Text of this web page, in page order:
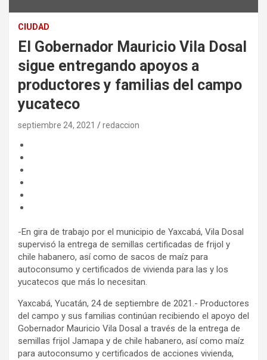
CIUDAD
El Gobernador Mauricio Vila Dosal
sigue entregando apoyos a
productores y familias del campo
yucateco
septiembre 24, 2021 redaccion
-En gira de trabajo por el municipio de Yaxcabá, Vila Dosal
supervisó la entrega de semillas certificadas de frijol y
chile habanero, así como de sacos de maíz para
autoconsumo y certificados de vivienda para las y los
yucatecos que más lo necesitan.
Yaxcabá, Yucatán, 24 de septiembre de 2021.- Productores
del campo y sus familias continúan recibiendo el apoyo del
Gobernador Mauricio Vila Dosal a través de la entrega de
semillas frijol Jamapa y de chile habanero, así como maíz
para autoconsumo y certificados de acciones vivienda,